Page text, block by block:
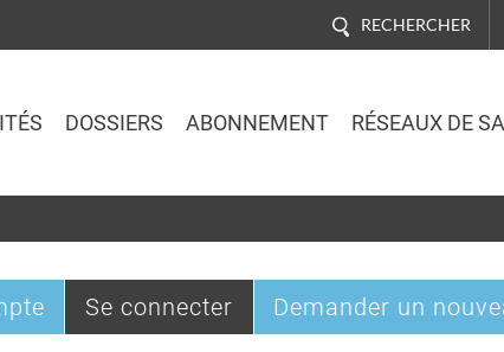
RECHERCHER
DOSSIERS ABONNEMENT RÉSEAUX DE
Se connecter (onglet
actif)
Demander un